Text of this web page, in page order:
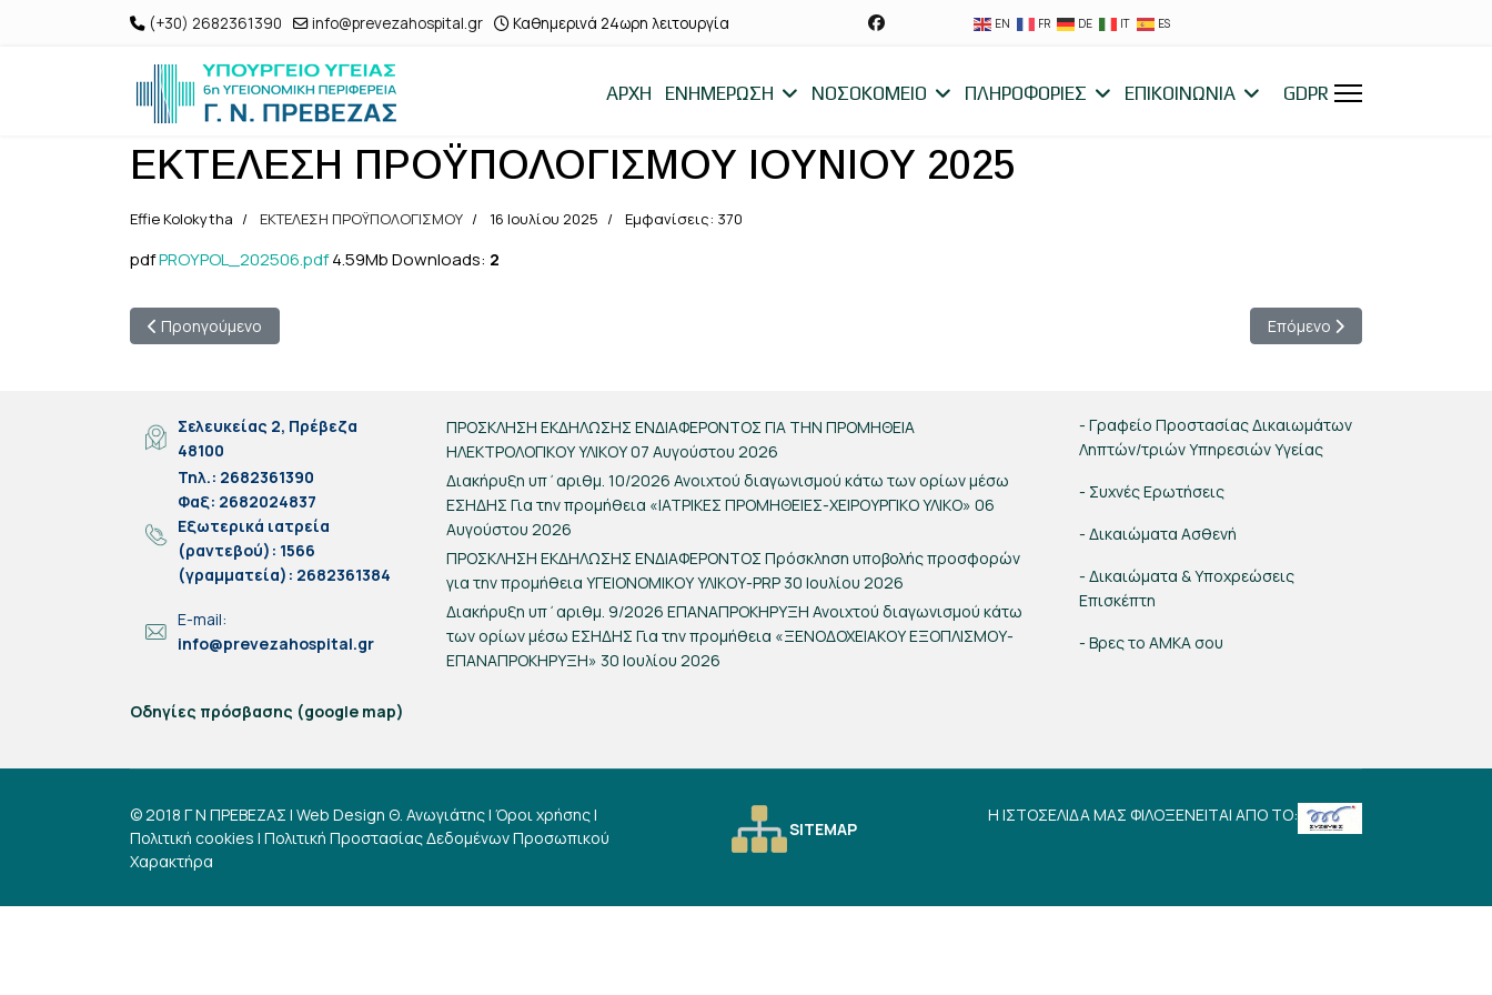
(+30) 2682361390 info@prevezahospital.gr Καθημερινά 24ωρη λειτουργία EN FR DE IT ES
ΑΡΧΗ ΕΝΗΜΕΡΩΣΗ ΝΟΣΟΚΟΜΕΙΟ ΠΛΗΡΟΦΟΡΙΕΣ ΕΠΙΚΟΙΝΩΝΙΑ GDPR
ΕΚΤΕΛΕΣΗ ΠΡΟΫΠΟΛΟΓΙΣΜΟΥ ΙΟΥΝΙΟΥ 2025
Effie Kolokytha ΕΚΤΕΛΕΣΗ ΠΡΟΫΠΟΛΟΓΙΣΜΟΥ 16 Ιουλίου 2025 Εμφανίσεις: 370
pdfPROYPOL_202506.pdf4.59MbDownloads: 2
Προηγούμενο άρθρο: ΕΚΤΕΛΕΣΗ ΠΡΟΫΠΟΛΟΓΙΣΜΟΥ ΙΟΥΛΙΟΥ 2025
Προηγούμενο Επόμενο άρθρο: ΕΚΤΕΛΕΣΗ
Επόμενο
Σελευκείας 2, Πρέβεζα
48100
Τηλ.: 2682361390
Φαξ: 2682024837
Eξωτερικά ιατρεία
(ραντεβού): 1566
(γραμματεία): 2682361384
E-mail:
info@prevezahospital.gr
Οδηγίες πρόσβασης (google map)
ΠΡΟΣΚΛΗΣΗ ΕΚΔΗΛΩΣΗΣ ΕΝΔΙΑΦΕΡΟΝΤΟΣ ΓΙΑ ΤΗΝ ΠΡΟΜΗΘΕΙΑ
ΗΛΕΚΤΡΟΛΟΓΙΚΟΥ ΥΛΙΚΟΥ07 Αυγούστου 2026
Διακήρυξη υπ΄αριθμ. 10/2026 Ανοιχτού διαγωνισμού κάτω των ορίων μέσω
ΕΣΗΔΗΣ Για την προμήθεια «ΙΑΤΡΙΚΕΣ ΠΡΟΜΗΘΕΙΕΣ-ΧΕΙΡΟΥΡΓΙΚΟ ΥΛΙΚΟ» 06
Αυγούστου 2026
ΠΡΟΣΚΛΗΣΗ ΕΚΔΗΛΩΣΗΣ ΕΝΔΙΑΦΕΡΟΝΤΟΣ Πρόσκληση υποβολής προσφορών
για την προμήθεια ΥΓΕΙΟΝΟΜΙΚΟΥ ΥΛΙΚΟΥ-PRP 30 Ιουλίου 2026
Διακήρυξη υπ΄αριθμ. 9/2026 ΕΠΑΝΑΠΡΟΚΗΡΥΞΗ Ανοιχτού διαγωνισμού κάτω
των ορίων μέσω ΕΣΗΔΗΣ Για την προμήθεια «ΞΕΝΟΔΟΧΕΙΑΚΟΥ ΕΞΟΠΛΙΣΜΟΥ-
ΕΠΑΝΑΠΡΟΚΗΡΥΞΗ» 30 Ιουλίου 2026
- Γραφείο Προστασίας Δικαιωμάτων
Ληπτών/τριών Υπηρεσιών Υγείας
- Συχνές Ερωτήσεις
- Δικαιώματα Ασθενή
- Δικαιώματα & Υποχρεώσεις
Επισκέπτη
- Βρες το ΑΜΚΑ σου
© 2018 Γ Ν ΠΡΕΒΕΖΑΣ | Web Design Θ. Ανωγιάτης| Όροι χρήσης|
Πολιτική cookies | Πολιτική Προστασίας Δεδομένων Προσωπικού
Χαρακτήρα
SITEMAP
Η ΙΣΤΟΣΕΛΙΔΑ ΜΑΣ ΦΙΛΟΞΕΝΕΙΤΑΙ ΑΠΟ ΤΟ: